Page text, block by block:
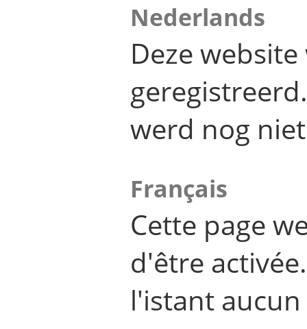
Nederlands
Deze
werd nog
Français
Cette page
d'être
l'istant